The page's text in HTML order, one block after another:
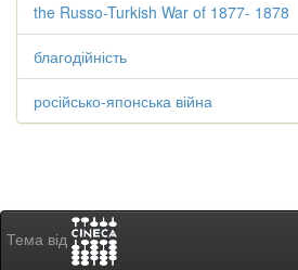
the Russo-Turkish War of 1877- 1878
благодійність
російсько-японська війна
Тема від